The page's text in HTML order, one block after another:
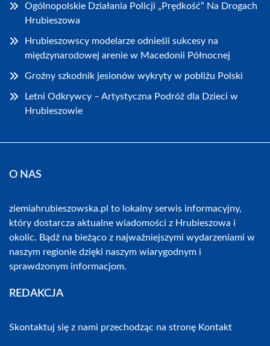
Ogólnopolskie Działania Policji „Prędkość” Na Drogach
Hrubieszowa
Hrubieszowscy modelarze odnieśli sukcesy na
międzynarodowej arenie w Macedonii Północnej
Groźny szkodnik jesionów wykryty w pobliżu Polski
Letni Odkrywcy – Artystyczna Podróż dla Dzieci w
Hrubieszowie
O NAS
ziemiahrubieszowska.pl to lokalny serwis informacyjny,
który dostarcza aktualne wiadomości z Hrubieszowa i
okolic. Bądź na bieżąco z najważniejszymi wydarzeniami w
naszym regionie dzięki naszym wiarygodnym i
sprawdzonym informacjom.
REDAKCJA
Skontaktuj się z nami przechodząc na stronę Kontakt